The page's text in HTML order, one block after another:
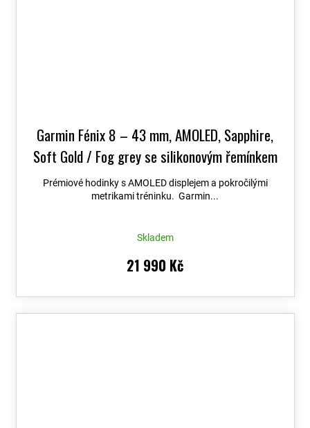
Garmin Fénix 8 – 43 mm, AMOLED, Sapphire,
Soft Gold / Fog grey se silikonovým řemínkem
010-02903-11+ možnost výměny do 90 dní +
Topo Czech PRO Voucher
Prémiové hodinky s AMOLED displejem a pokročilými
metrikami tréninku. Garmin...
Skladem
21 990 Kč